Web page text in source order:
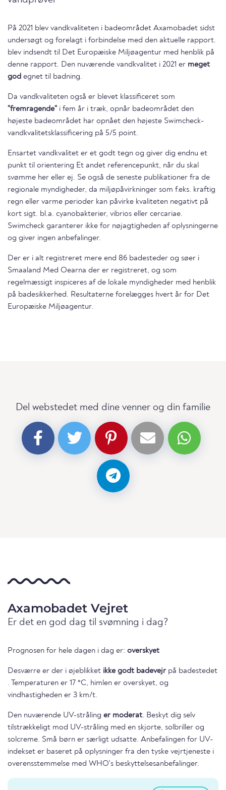
På 2021 blev vandkvaliteten i badeområdet Axamobadet sidst
undersøgt og forelagt i forbindelse med den aktuelle rapport.
blev indsendt til Det Europæiske Miljøagentur med henblik på
denne rapport. Den nuværende vandkvalitet i 2021 er meget
god egnet til badning.
Da vandkvaliteten også er blevet klassificeret som
"fremragende" i fem år i træk, opnår badeområdet den
højeste badeområdet har opnået den højeste Swimcheck-
vandkvalitetsklassificering på 5/5 point.
Ensartet vandkvalitet er et godt tegn og giver dig endnu et
punkt til orientering Et andet referencepunkt, når du skal
svømme her eller ej. Se også de seneste publikationer fra de
regionale myndigheder, da miljøpåvirkninger som f.eks. kraftig
regn eller varme perioder kan påvirke kvaliteten negativt på
kort sigt. bl.a. cyanobakterier, vibrios eller cercariae.
Swimcheck garanterer ikke for nøjagtigheden af oplysningerne
og giver ingen anbefalinger.
Der er i alt registreret mere end 86 badesteder og søer i
Smaaland Med Oearna der er registreret, og som
regelmæssigt inspiceres af de lokale myndigheder med henblik
på badesikkerhed. Resultaterne forelægges hvert år for Det
Europæiske Miljøagentur.
Del webstedet med dine venner og din familie
Axamobadet Vejret
Er det en god dag til svømning i dag?
Prognosen for hele dagen i dag er: overskyet
Desværre er der i øjeblikket ikke godt badevejr på badestedet
. Temperaturen er 17 °C, himlen er overskyet, og
vindhastigheden er 3 km/t.
Den nuværende UV-stråling er moderat. Beskyt dig selv
tilstrækkeligt mod UV-stråling med en skjorte, solbriller og
solcreme. Små børn er særligt udsatte. Anbefalingen for UV-
indekset er baseret på oplysninger fra den tyske vejrtjeneste i
overensstemmelse med WHO's beskyttelsesanbefalinger.